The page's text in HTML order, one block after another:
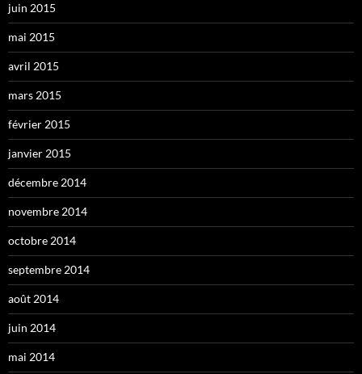
juin 2015
mai 2015
avril 2015
mars 2015
février 2015
janvier 2015
décembre 2014
novembre 2014
octobre 2014
septembre 2014
août 2014
juin 2014
mai 2014